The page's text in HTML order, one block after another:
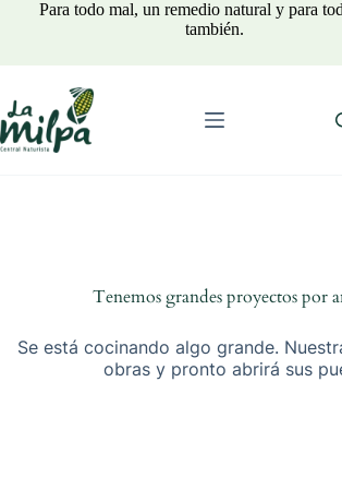
Para todo mal, un remedio natural y para
también.
Tenemos grandes proyectos por
Se está cocinando algo grande.
obras y pronto abrirá sus